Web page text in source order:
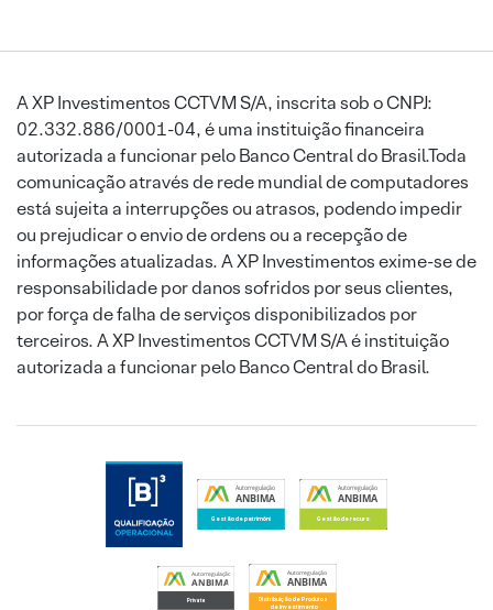
A XP Investimentos CCTVM S/A, inscrita sob o CNPJ:
02.332.886/0001-04, é uma instituição financeira
autorizada a funcionar pelo Banco Central do Brasil.Toda
comunicação através de rede mundial de computadores
está sujeita a interrupções ou atrasos, podendo impedir
ou prejudicar o envio de ordens ou a recepção de
informações atualizadas. A XP Investimentos exime-se de
responsabilidade por danos sofridos por seus clientes,
por força de falha de serviços disponibilizados por
terceiros. A XP Investimentos CCTVM S/A é instituição
autorizada a funcionar pelo Banco Central do Brasil.